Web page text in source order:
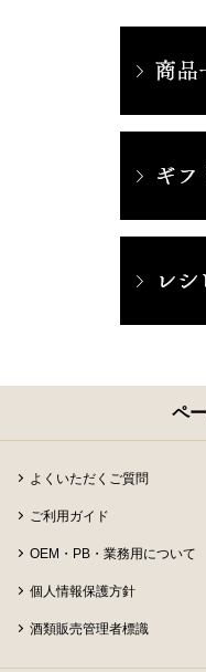
ペ
よくいただくご質問
ご利用ガイド
OEM・PB・業務用について
個人情報保護方針
酒類販売管理者標識